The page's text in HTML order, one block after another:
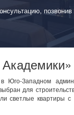
Западном
для
светлые квартиры